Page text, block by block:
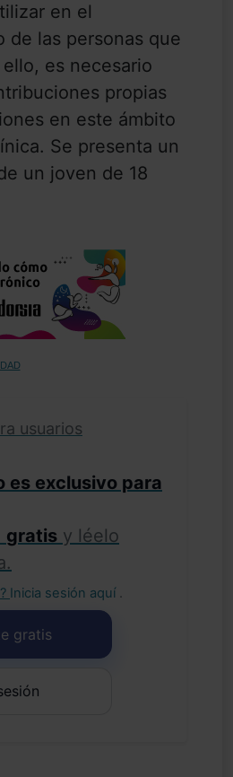
en el
de las personas que
es necesario
propias
en este ámbito
Se presenta un
un joven de 18
usuarios
es exclusivo para
gratis y léelo
Inicia sesión aquí .
gratis